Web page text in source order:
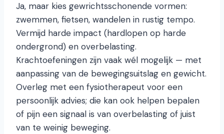
Ja, maar kies gewrichtsschonende vormen:
zwemmen, fietsen, wandelen in rustig tempo.
Vermijd harde impact (hardlopen op harde
ondergrond) en overbelasting.
Krachtoefeningen zijn vaak wél mogelijk — met
aanpassing van de bewegingsuitslag en gewicht.
Overleg met een fysiotherapeut voor een
persoonlijk advies; die kan ook helpen bepalen
of pijn een signaal is van overbelasting of juist
van te weinig beweging.